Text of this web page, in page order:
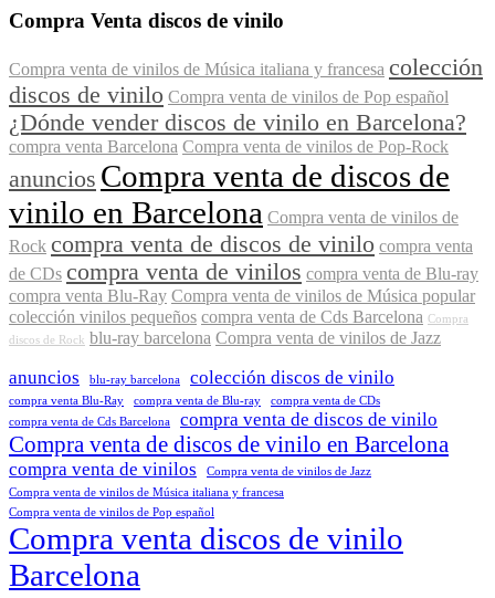
Compra Venta discos de vinilo
Compra venta de vinilos de Música italiana y francesa colección
discos de vinilo Compra venta de vinilos de Pop español
¿Dónde vender discos de vinilo en Barcelona?
compra venta Barcelona Compra venta de vinilos de Pop-Rock
anuncios Compra venta de discos de
vinilo en Barcelona Compra venta de vinilos de
Rock compra venta de discos de vinilo compra venta
de CDs compra venta de vinilos compra venta de Blu-ray
compra venta Blu-Ray Compra venta de vinilos de Música popular
colección vinilos pequeños compra venta de Cds Barcelona Compra
discos de Rock blu-ray barcelona Compra venta de vinilos de Jazz
anuncios blu-ray barcelona colección discos de vinilo
compra venta Blu-Ray compra venta de Blu-ray
compra venta de CDs
compra venta de Cds Barcelona
compra venta de discos de vinilo
Compra venta de discos de vinilo en Barcelona
compra venta de vinilos
Compra venta de vinilos de Jazz
Compra venta de vinilos de Música italiana y francesa
Compra venta de vinilos de Pop español
Compra venta discos de vinilo
Barcelona